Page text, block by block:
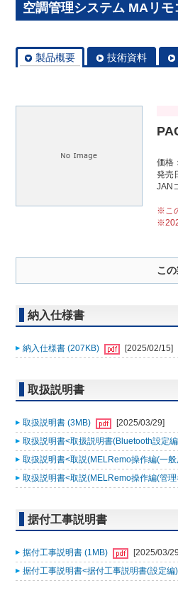
空調管理システム MAリ
製品概要 技術資料
価格
発売
JAN
※こ
こ
納入仕様書
納入仕様書 (207KB) [2025/02/15]
取扱説明書
取扱説明書 (3MB)
[2025/03/29]
取扱説明書<取扱説明書(Bluetooth設定
取扱説明書<取説(MELRemo操作編(一
取扱説明書<取説(MELRemo操作編(管
据付工事説明書
据付工事説明書 (1MB)
[2025/03/
据付工事説明書<据付工事説明書(設定編